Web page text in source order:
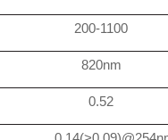
200-1100
820nm
0.52